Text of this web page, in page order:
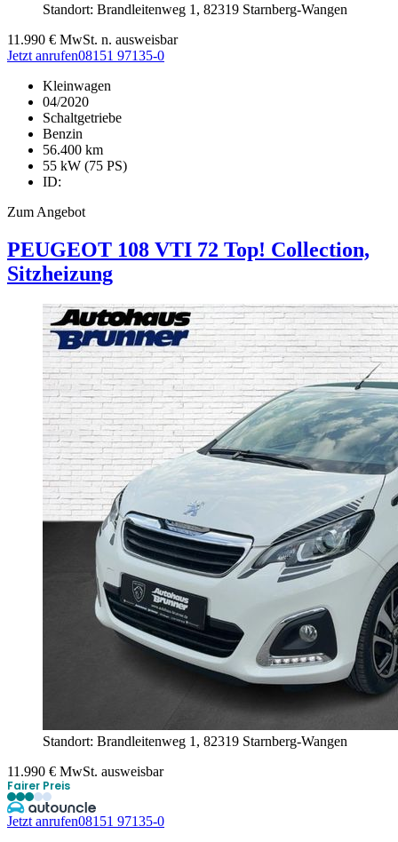
Standort: Brandleitenweg 1, 82319 Starnberg-Wangen
11.990 € MwSt. n. ausweisbar
Jetzt anrufen08151 97135-0
Kleinwagen
04/2020
Schaltgetriebe
Benzin
56.400 km
55 kW (75 PS)
ID:
Zum Angebot
PEUGEOT 108 VTI 72 Top! Collection,
Sitzheizung
Standort: Brandleitenweg 1, 82319 Starnberg-Wangen
11.990 € MwSt. ausweisbar
Fairer Preis
Jetzt anrufen08151 97135-0